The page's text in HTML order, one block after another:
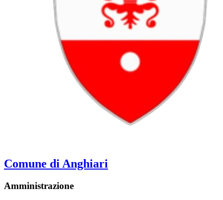
Comune di Anghiari
Amministrazione